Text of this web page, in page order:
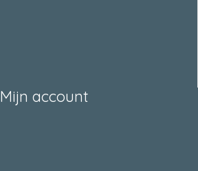
Mijn account